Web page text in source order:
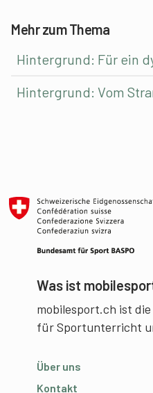
Mehr zum Thema
Hintergrund: Für ein
Hintergrund: Vom
Was ist
mobilesport.ch ist
für Sportunterricht
Über uns
Kontakt